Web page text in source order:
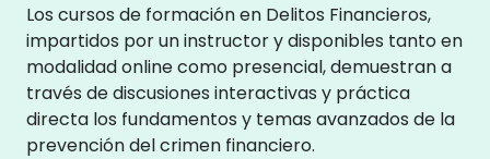
Los cursos de formación en Delitos Financieros,
impartidos por un instructor y disponibles tanto en
modalidad online como presencial, demuestran a
través de discusiones interactivas y práctica
directa los fundamentos y temas avanzados de la
prevención del crimen financiero.